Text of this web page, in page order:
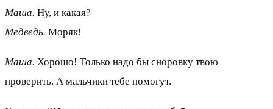
Маша. Ну, и какая?
Медведь. Моряк!
Маша. Хорошо! Только надо бы сноровку твою
проверить. А мальчики тебе помогут.